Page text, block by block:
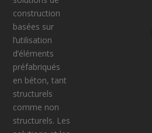
construction
basées sur
l’utilisation
d’éléments
préfabriqués
en béton, tant
structurels
comme non
structurels. Les